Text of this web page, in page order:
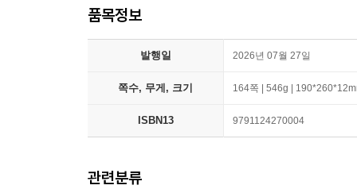
품목정보
발행일 2026년 07월 27일
쪽수, 무게, 크기 164쪽 | 546g |
ISBN13 9791124270004
관련분류